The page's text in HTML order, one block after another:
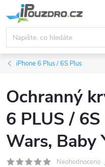
na
obsah
iPhone 6 Plus / 6S Plus
Ochranný
6 PLUS /
Wars, Baby
Neohodnoceno